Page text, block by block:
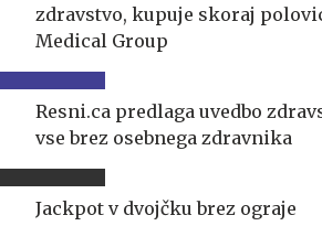
zdravstvo, kupuje skoraj
Medical Group
Resni.ca predlaga uvedbo
vse brez osebnega zdravnika
Jackpot v dvojčku brez ograje